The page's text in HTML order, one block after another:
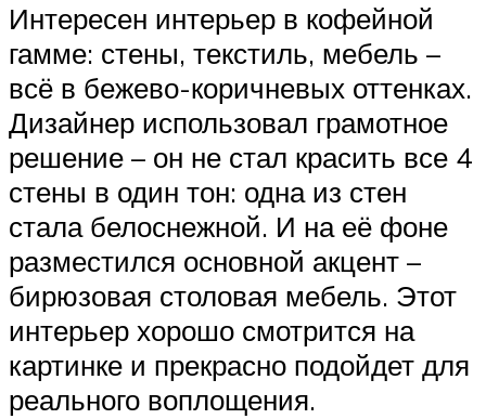
Интересен интерьер в кофейной
гамме: стены, текстиль, мебель –
всё в бежево-коричневых оттенках.
Дизайнер использовал грамотное
решение – он не стал красить все 4
стены в один тон: одна из стен
стала белоснежной. И на её фоне
разместился основной акцент –
бирюзовая столовая мебель. Этот
интерьер хорошо смотрится на
картинке и прекрасно подойдет для
реального воплощения.